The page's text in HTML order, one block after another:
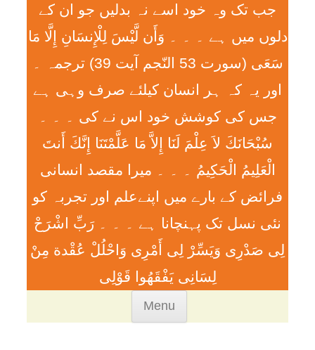
جب تک وہ خود اسے نہ بدلیں جو ان کے
دلوں میں ہے ۔ ۔ ۔ وَأَن لَّيْسَ لِلْإِنسَانِ إِلَّا مَا
سَعَی (سورت 53 النّجم آیت 39) ترجمہ ۔
اور یہ کہ ہر انسان کیلئے صرف وہی ہے
جس کی کوشش خود اس نے کی ۔ ۔ ۔
سُبْحَانَكَ لاَ عِلْمَ لَنَا إِلاَّ مَا عَلَّمْتَنَا إِنَّكَ أَنتَ
الْعَلِيمُ الْحَكِيمُ ۔ ۔ ۔ ميرا مقصد انسانی
فرائض کے بارے میں اپنےعلم اور تجربہ کو
نئی نسل تک پہنچانا ہے ۔ ۔ ۔ رَبِّ اشْرَحْ
لِی صَدْرِی وَيَسِّرْ لِی أَمْرِی وَاحْلُلْ عُقْدة مِنْ
لِسَانِی يَفْقَھُوا قَوْلِی
Menu
content